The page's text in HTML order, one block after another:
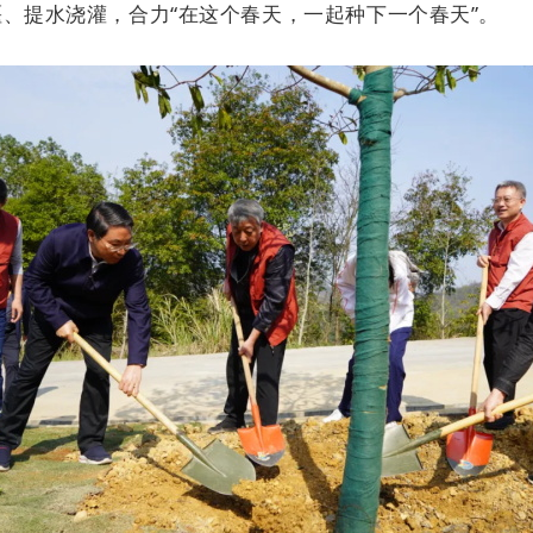
水浇灌，合力“在这个春天，一起种下一个春天”。